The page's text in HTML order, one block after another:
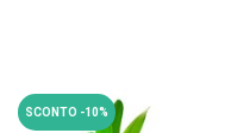
SCONTO -10%